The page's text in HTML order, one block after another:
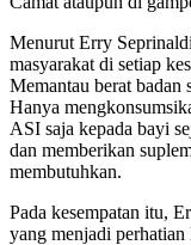
Menurut Erry
masyarakat di setiap
Memantau berat badan
Hanya
ASI saja kepada bayi
dan memberikan
membutuhkan.
Pada kesempatan itu,
yang menjadi perhatian